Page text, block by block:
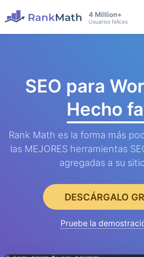
4 Million+
Usuarios felices
SEO para
Hecho
Rank Math es la forma más
las MEJORES herramientas
agregadas a su
DESCÁRGALO
Pruebe la